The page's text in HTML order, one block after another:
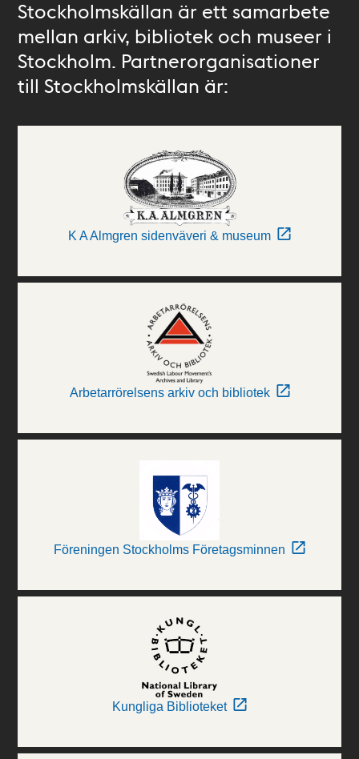
Stockholmskällan är ett samarbete
mellan arkiv, bibliotek och museer i
Stockholm. Partnerorganisationer
till Stockholmskällan är:
K A Almgren sidenväveri & museum
Arbetarrörelsens arkiv och bibliotek
Föreningen Stockholms Företagsminnen
Kungliga Biblioteket